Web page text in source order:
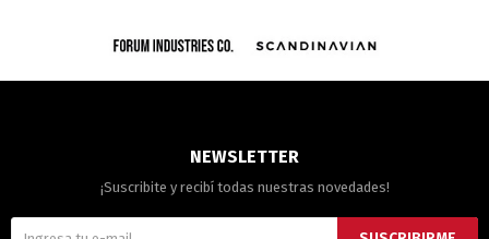
NEWSLETTER
¡Suscribite y recibí todas nuestras novedades!